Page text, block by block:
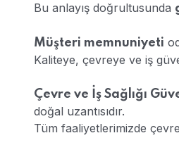
Bu anlayış doğrultusunda
Müşteri memnuniyeti
Kaliteye, çevreye ve iş
Çevre ve İş Sağlığı
doğal uzantısıdır.
Tüm faaliyetlerimizde